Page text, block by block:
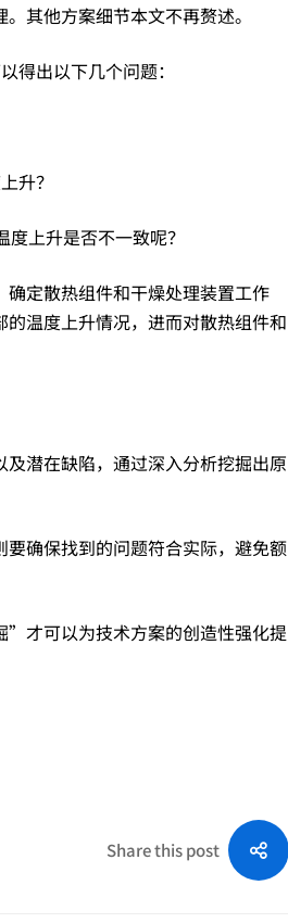
其他方案细节本文不再赘述。
出以下几个问题：
升？
上升是否不一致呢？
定散热组件和干燥处理装置工作
温度上升情况，进而对散热组件和
潜在缺陷，通过深入分析挖掘出原
确保找到的问题符合实际，避免额
才可以为技术方案的创造性强化提
Share this post